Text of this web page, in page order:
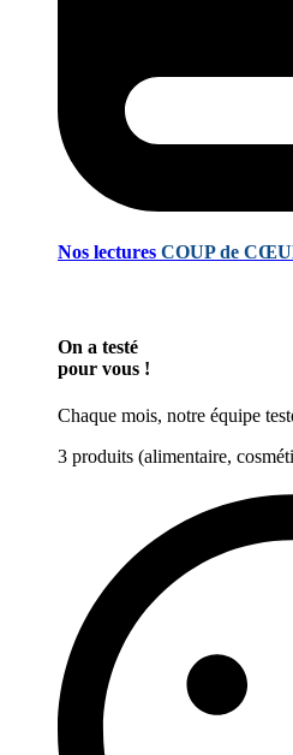
Nos lectures COUP de
On a testé
pour vous !
Chaque mois, notre équipe
3 produits (alimentaire,